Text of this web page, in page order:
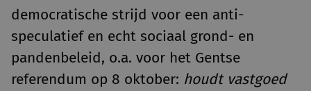
democratische strijd voor een anti-
speculatief en echt sociaal grond- en
pandenbeleid, o.a. voor het Gentse
referendum op 8 oktober: houdt vastgoed